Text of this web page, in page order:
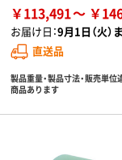
￥113,491 ￥
お届け日：9月1日（火）
直送品
製品重量・製品寸法・販売単位
商品あります